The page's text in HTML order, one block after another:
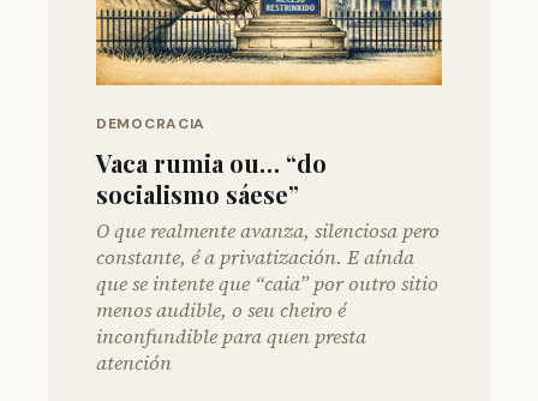
DEMOCRACIA
Vaca rumia ou… “do
socialismo sáese”
O que realmente avanza, silenciosa pero
constante, é a privatización. E aínda
que se intente que “caia” por outro sitio
menos audible, o seu cheiro é
inconfundible para quen presta
atención